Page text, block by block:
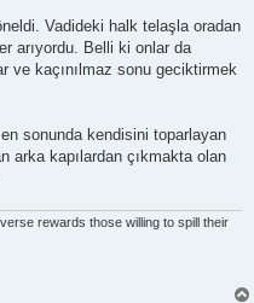
Vadideki halk telaşla oradan
arıyordu. Belli ki onlar da
ve kaçınılmaz sonu geciktirmek
sonunda kendisini toparlayan
arka kapılardan çıkmakta olan
rewards those willing to spill their